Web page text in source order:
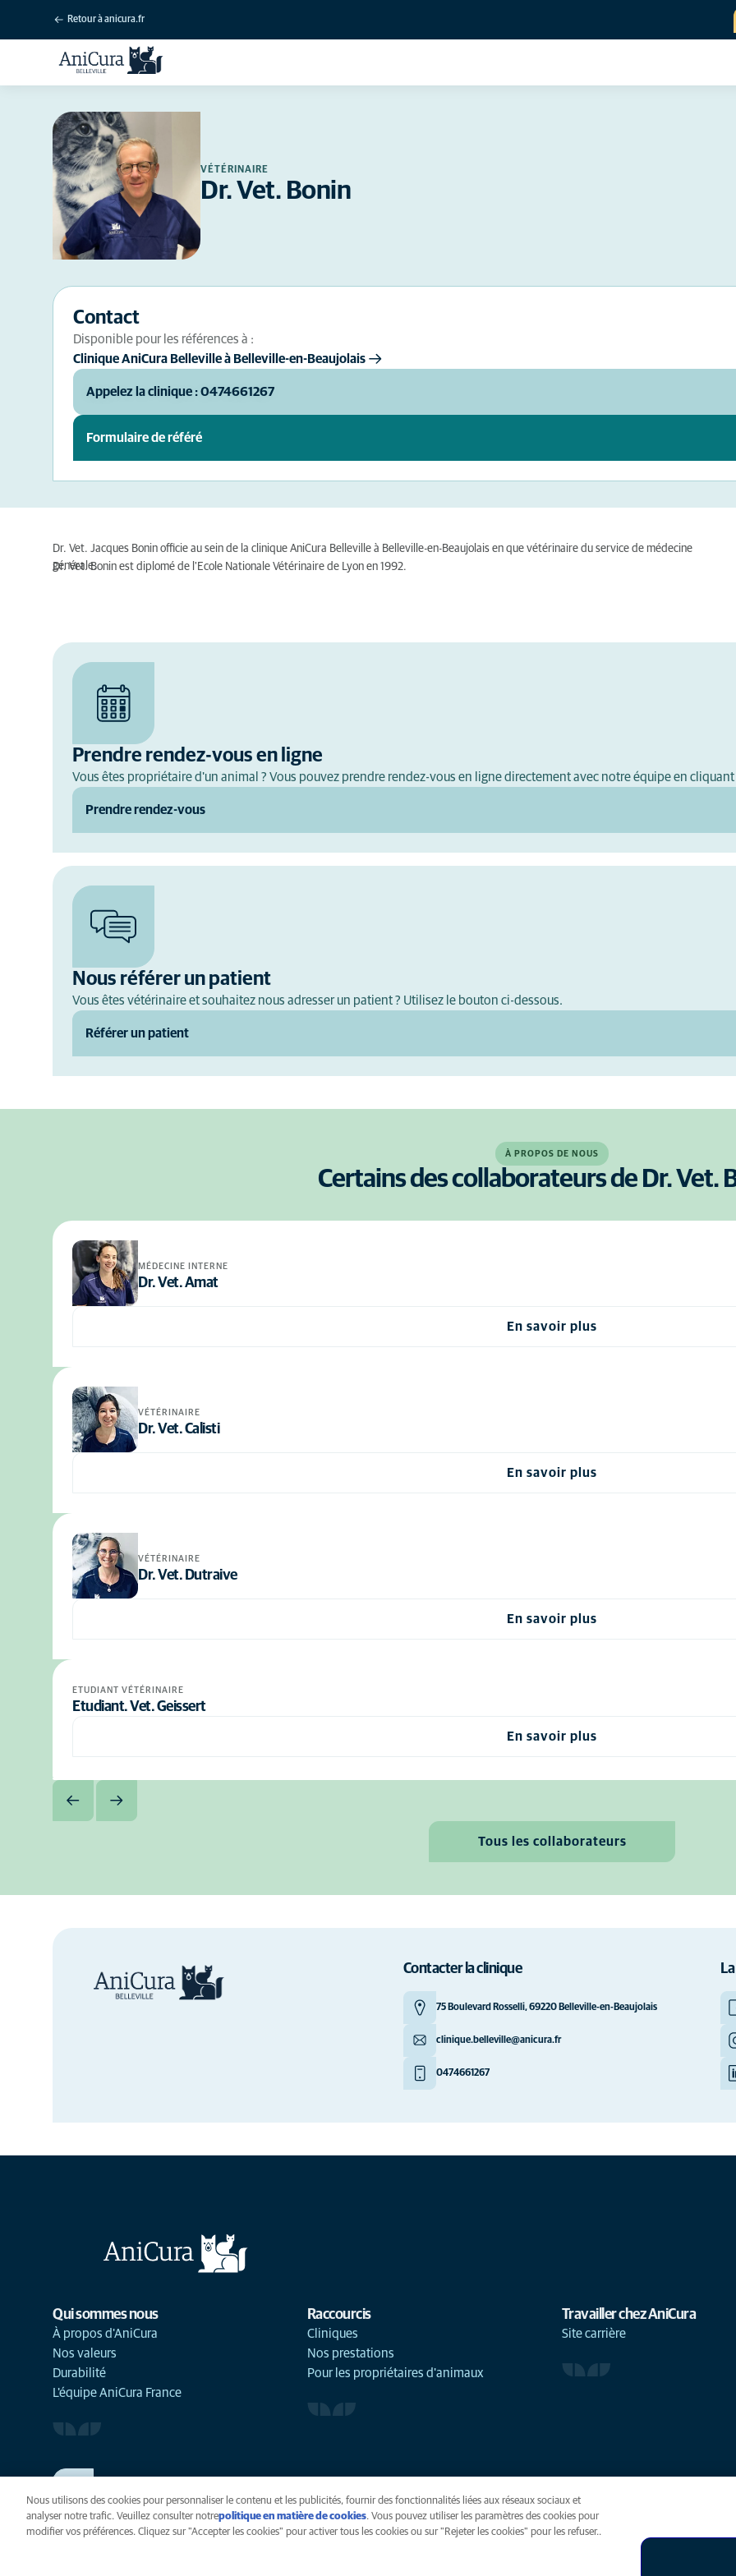
Retour à anicura.fr
VÉTÉRINAIRE
Dr. Vet. Bonin
Contact
Disponible pour les références à :
Clinique AniCura Belleville à Belleville-en-Beaujolais
Appelez la clinique : 0474661267
Formulaire de référé
Dr. Vet. Jacques Bonin officie au sein de la clinique AniCura Belleville à Belleville-en-Beaujolais en que vétérinaire du service de médecine
générale.
Dr. Vet. Bonin est diplomé de l'Ecole Nationale Vétérinaire de Lyon en 1992.
Prendre rendez-vous en ligne
Vous êtes propriétaire d'un animal ? Vous pouvez prendre rendez-vous en ligne directement avec notre équipe en
Prendre rendez-vous
Nous référer un patient
Vous êtes vétérinaire et souhaitez nous adresser un patient ? Utilisez le bouton ci-dessous.
Référer un patient
À PROPOS DE NOUS
Certains des collaborateurs de Dr. Vet.
MÉDECINE INTERNE
Dr. Vet. Amat
En savoir plus
VÉTÉRINAIRE
Dr. Vet. Calisti
En savoir plus
VÉTÉRINAIRE
Dr. Vet. Dutraive
En savoir plus
ETUDIANT VÉTÉRINAIRE
Etudiant. Vet. Geissert
En savoir plus
Tous les collaborateurs
Contacter la clinique
75 Boulevard Rosselli, 69220 Belleville-en-Beaujolais
clinique.belleville@anicura.fr
0474661267
Qui sommes nous
À propos d'AniCura
Nos valeurs
Durabilité
L'équipe AniCura France
Raccourcis
Cliniques
Nos prestations
Pour les propriétaires d'animaux
Travailler chez AniCura
Site carrière
Voir nos offres d'emploi
AniCura est
Nous utilisons des cookies pour personnaliser le contenu et les publicités, fournir des fonctionnalités liées aux réseaux sociaux et
analyser notre trafic. Veuillez consulter notrepolitique en matière de cookies(opens in a new tab)
. Vous pouvez utiliser les paramètres des cookies pour
modifier vos préférences. Cliquez sur "Accepter les cookies" pour activer tous les cookies ou sur "Rejeter les cookies" pour les refuser..